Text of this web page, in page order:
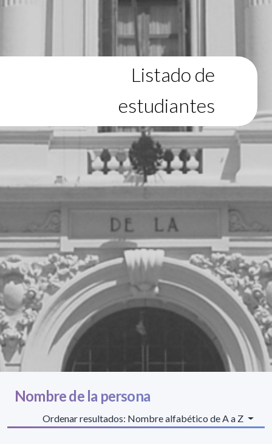
Listado de
estudiantes
Nombre de la persona
Ordenar resultados: Nombre alfabético de A a Z